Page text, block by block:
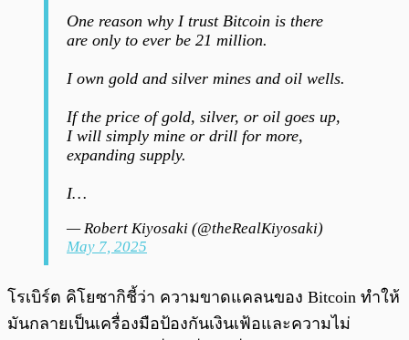
One reason why I trust Bitcoin is there
are only to ever be 21 million.
I own gold and silver mines and oil wells.
If the price of gold, silver, or oil goes up,
I will simply mine or drill for more,
expanding supply.
I…
— Robert Kiyosaki (@theRealKiyosaki)
May 7, 2025
โรเบิร์ต คิโยซากิชี้ว่า ความขาดแคลนของ Bitcoin ทำให้
มันกลายเป็นเครื่องมือป้องกันเงินเฟ้อและความไม่